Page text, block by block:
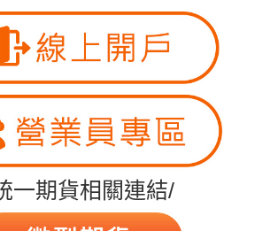
一期貨相關連結/